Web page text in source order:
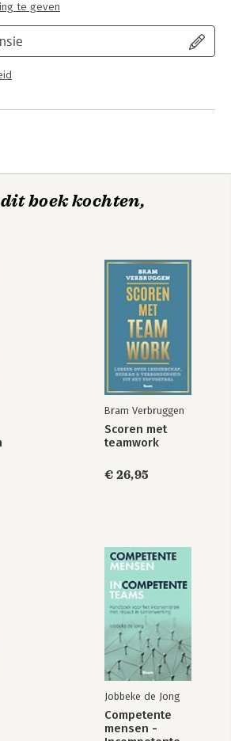
te geven
boek kochten,
Bram Verbruggen
Scoren met
teamwork
€ 26,95
Jobbeke de Jong
Competente
mensen -